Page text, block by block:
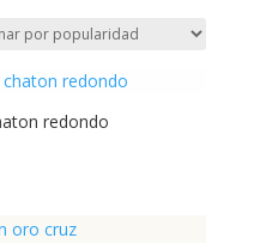
popularidad
redondo